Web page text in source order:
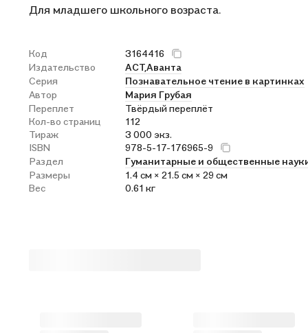
Для младшего школьного возраста.
Код
3164416
Издательство
АСТ,Аванта
Серия
Познавательное чтение в картинках
Автор
Мария Грубая
Переплет
Твёрдый переплёт
Кол-во страниц
112
Тираж
3 000 экз.
ISBN
978-5-17-176965-9
Раздел
Гуманитарные и общественные
Размеры
1.4 см × 21.5 см × 29 см
Вес
0.61 кг